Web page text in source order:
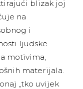
blizak joj
na
i
ljudske
motivima,
materijala.
„tko uvijek